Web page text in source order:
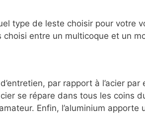
type de leste choisir pour votre
entre un multicoque et un
par rapport à l’acier par
se répare dans tous les coins
Enfin, l’aluminium apporte